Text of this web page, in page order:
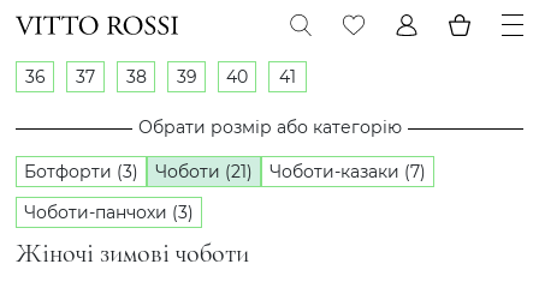
Жіночі зимові чоботи
36 37 38 39 40 41
Обрати розмір або категорію
Ботфорти (3) Чоботи (21)
Чоботи-казаки (7)
Чоботи-панчохи (3)